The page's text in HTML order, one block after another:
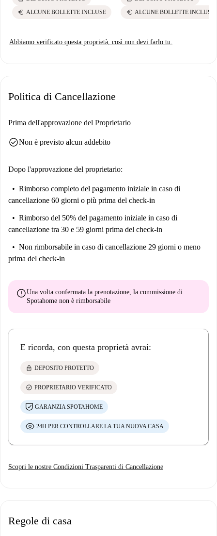
euro ALCUNE BOLLETTE INCLUSE euro ALCUNE BOLLETTE INCLUSE
Abbiamo verificato questa proprietà, così non devi farlo tu.
Politica di Cancellazione
Prima dell'approvazione del Proprietario
check_circleNon è previsto alcun addebito
Dopo l'approvazione del proprietario:
Rimborso completo del pagamento iniziale in caso di
cancellazione 60 giorni o più prima del check-in
Rimborso del 50% del pagamento iniziale in caso di
cancellazione tra 30 e 59 giorni prima del check-in
Non rimborsabile in caso di cancellazione 29 giorni o meno
prima del check-in
errorUna volta confermata la prenotazione, la commissione di
Spotahome non è rimborsabile
E ricorda, con questa proprietà avrai:
lock DEPOSITO PROTETTO
check_circle PROPRIETARIO VERIFICATO
GARANZIA SPOTAHOME
24H PER CONTROLLARE LA TUA NUOVA CASA
Scopri le nostre Condizioni Trasparenti di Cancellazione
Regole di casa